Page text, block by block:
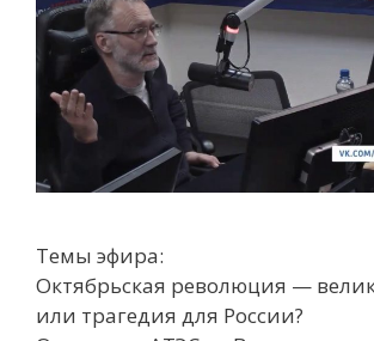
Темы эфира:
Октябрьская революция —
или трагедия для России?